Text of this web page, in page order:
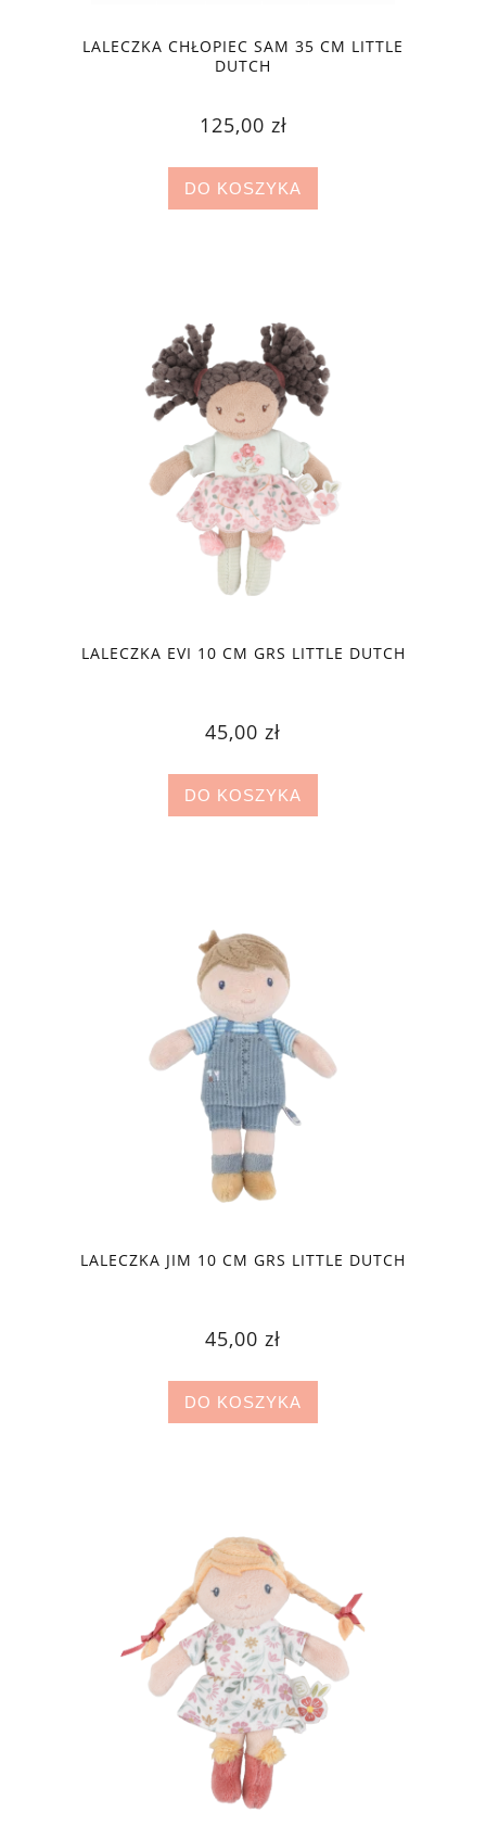
LALECZKA CHŁOPIEC SAM 35 CM LITTLE
DUTCH
125,00 zł
DO KOSZYKA
LALECZKA EVI 10 CM GRS LITTLE DUTCH
45,00 zł
DO KOSZYKA
LALECZKA JIM 10 CM GRS LITTLE DUTCH
45,00 zł
DO KOSZYKA